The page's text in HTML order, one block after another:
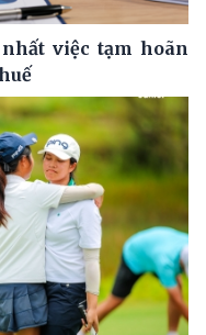
việc tạm hoãn